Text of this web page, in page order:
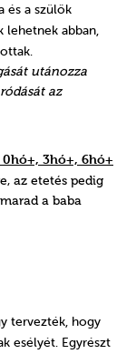
és a szülők
lehetnek abban,
utánozza
az
3hó+, 6hó+
az etetés pedig
a baba
tervezték, hogy
esélyét. Egyrészt